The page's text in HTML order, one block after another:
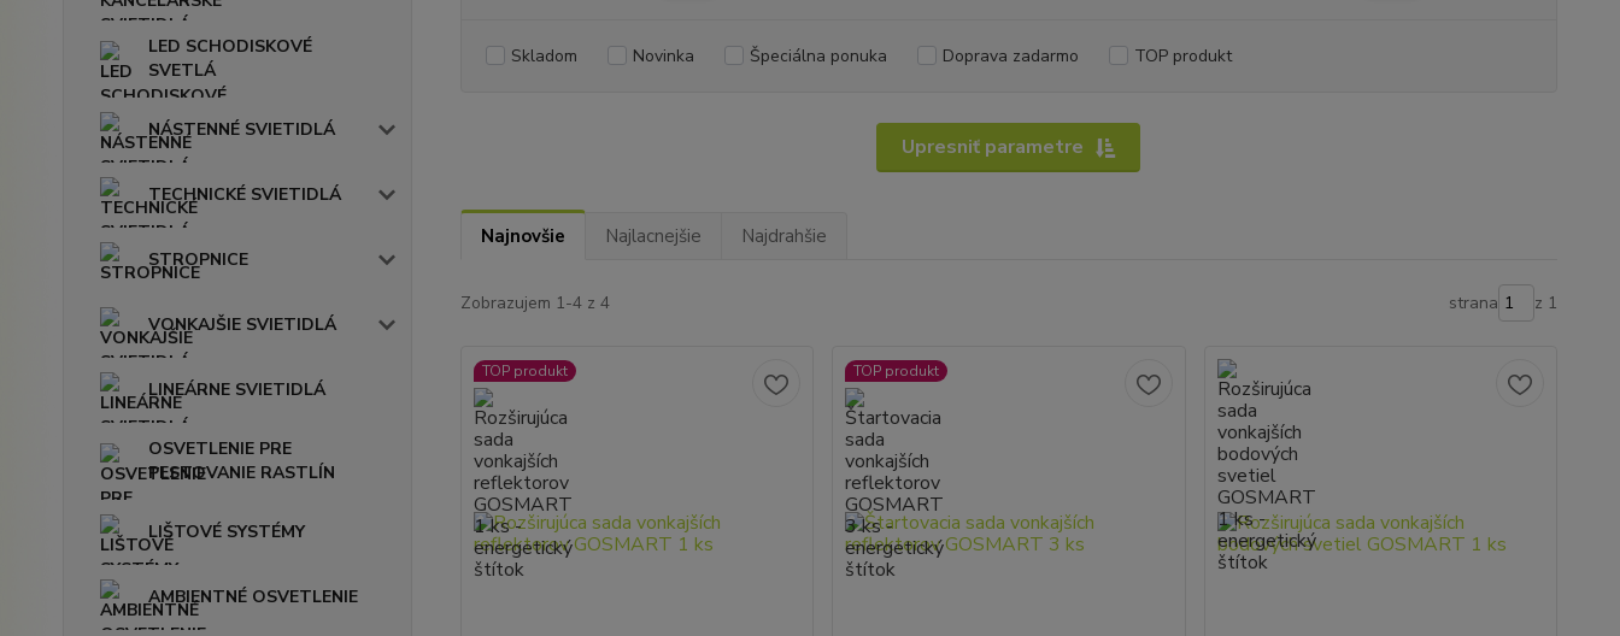
LED SCHODISKOVÉ
SVETLÁ
NÁSTENNÉ SVIETIDLÁ
TECHNICKÉ SVIETIDLÁ
STROPNICE
VONKAJŠIE SVIETIDLÁ
LINEÁRNE SVIETIDLÁ
OSVETLENIE PRE
PESTOVANIE RASTLÍN
LIŠTOVÉ SYSTÉMY
AMBIENTNÉ OSVETLENIE
Upresniť parametre
Skladom Novinka Špeciálna ponuka Doprava zadarmo TOP produkt
Najnovšie Najlacnejšie Najdrahšie
Zobrazujem 1-4 z 4 strana z 1
TOP produkt TOP produkt